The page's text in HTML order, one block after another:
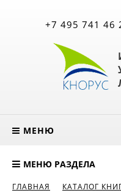
+7 495 741 46
МЕНЮ
МЕНЮ РАЗДЕЛА
ГЛАВНАЯ КАТАЛОГ